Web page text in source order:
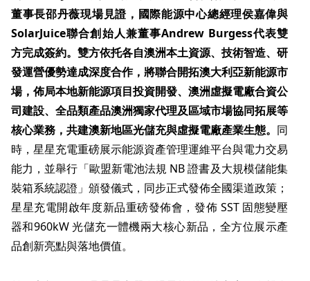
董事長邵丹薇現場見證，國際能源中心總經理侯嘉偉與
SolarJuice聯合創始人兼董事Andrew Burgess代表雙
方完成簽約。雙方依托各自澳洲本土資源、技術智造、研
發運營優勢達成深度合作，將聯合開拓澳大利亞新能源市
場，佈局本地新能源項目投資開發、澳洲虛擬電廠合資公
司建設、全品類產品澳洲獨家代理及區域市場協同拓展等
核心業務，共建澳新地區光儲充與虛擬電廠產業生態。 同
時，星星充電重磅展示能源資產管理運維平台與電力交易
能力，並舉行 「歐盟新電池法規 NB 證書及大規模儲能集
裝箱系統認證 」 頒發儀式，同步正式發佈全國渠道政策；
星星充電開啟年度新品重磅發佈會，發佈 SST 固態變壓
器和960kW 光儲充一體機兩大核心新品，全方位展示產
品創新亮點與落地價值。